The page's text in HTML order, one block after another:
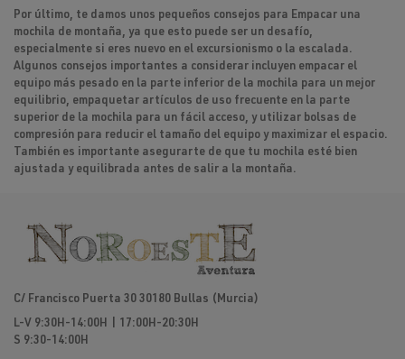
Por último, te damos unos pequeños consejos para Empacar una
mochila de montaña, ya que esto puede ser un desafío,
especialmente si eres nuevo en el excursionismo o la escalada.
Algunos consejos importantes a considerar incluyen empacar el
equipo más pesado en la parte inferior de la mochila para un mejor
equilibrio, empaquetar artículos de uso frecuente en la parte
superior de la mochila para un fácil acceso, y utilizar bolsas de
compresión para reducir el tamaño del equipo y maximizar el espacio.
También es importante asegurarte de que tu mochila esté bien
ajustada y equilibrada antes de salir a la montaña.
C/ Francisco Puerta 30 30180 Bullas (Murcia)
L-V 9:30H-14:00H | 17:00H-20:30H
S 9:30-14:00H